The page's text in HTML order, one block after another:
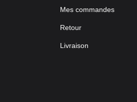
Mes commandes
Retour
Livraison